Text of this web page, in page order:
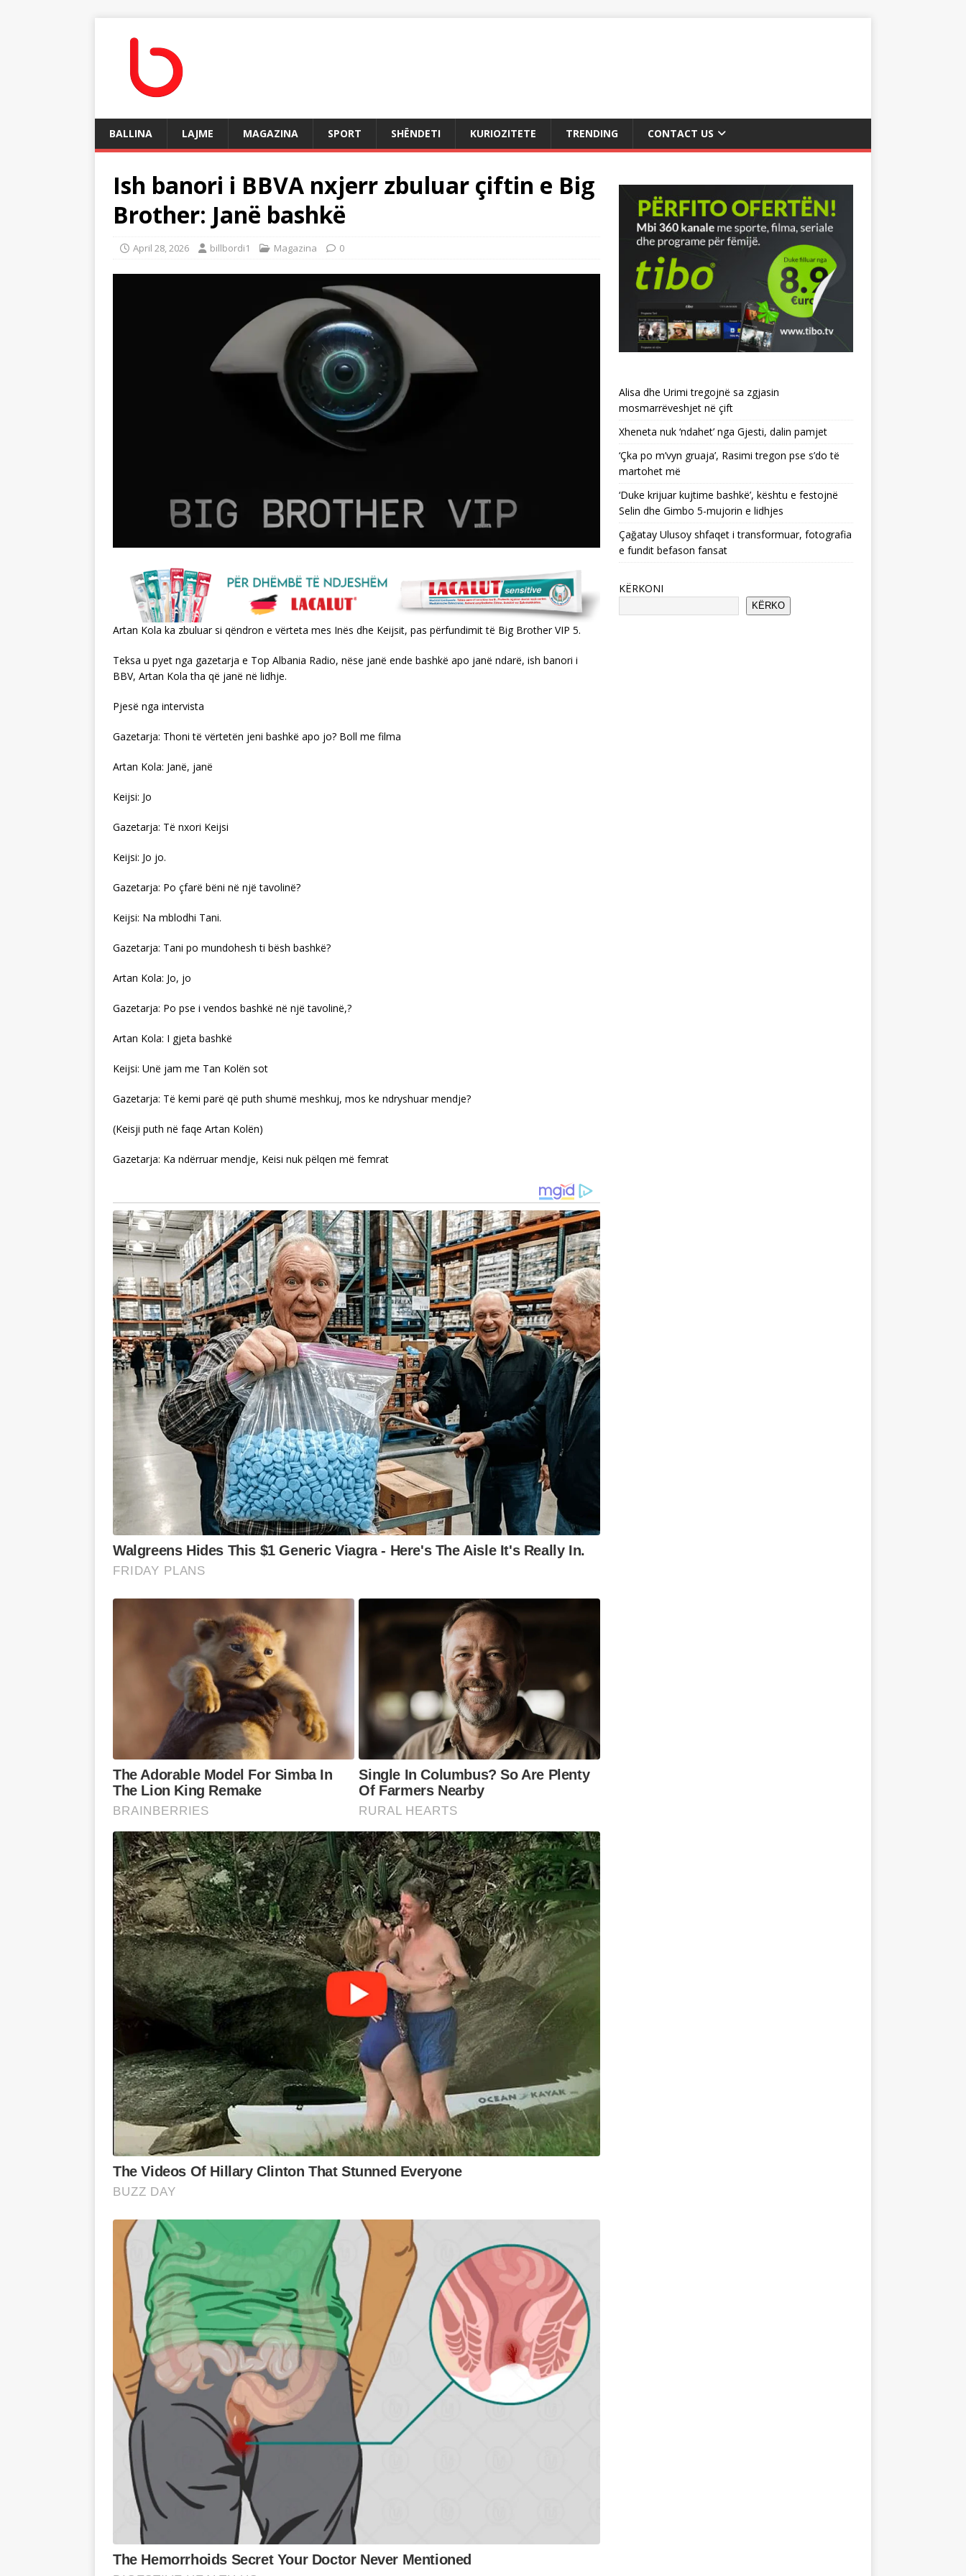
BALLINA LAJME MAGAZINA SPORT SHËNDETI KURIOZITETE TRENDING CONTACT US
Ish banori i BBVA nxjerr zbuluar çiftin e Big
Brother: Janë bashkë
April 28, 2026 billbordi1 Magazina 0
Artan Kola ka zbuluar si qëndron e vërteta mes Inës dhe Keijsit, pas përfundimit të Big Brother VIP 5.
Teksa u pyet nga gazetarja e Top Albania Radio, nëse janë ende bashkë apo janë ndarë, ish banori i
BBV, Artan Kola tha që janë në lidhje.
Pjesë nga intervista
Gazetarja: Thoni të vërtetën jeni bashkë apo jo? Boll me filma
Artan Kola: Janë, janë
Keijsi: Jo
Gazetarja: Të nxori Keijsi
Keijsi: Jo jo.
Gazetarja: Po çfarë bëni në një tavolinë?
Keijsi: Na mblodhi Tani.
Gazetarja: Tani po mundohesh ti bësh bashkë?
Artan Kola: Jo, jo
Gazetarja: Po pse i vendos bashkë në një tavolinë,?
Artan Kola: I gjeta bashkë
Keijsi: Unë jam me Tan Kolën sot
Gazetarja: Të kemi parë që puth shumë meshkuj, mos ke ndryshuar mendje?
(Keisji puth në faqe Artan Kolën)
Gazetarja: Ka ndërruar mendje, Keisi nuk pëlqen më femrat
Alisa dhe Urimi tregojnë sa zgjasin
mosmarrëveshjet në çift
Xheneta nuk ‘ndahet’ nga Gjesti, dalin pamjet
‘Çka po m’vyn gruaja’, Rasimi tregon pse s’do të
martohet më
‘Duke krijuar kujtime bashkë’, kështu e festojnë
Selin dhe Gimbo 5-mujorin e lidhjes
Çağatay Ulusoy shfaqet i transformuar, fotografia
e fundit befason fansat
KËRKONI
KËRKO